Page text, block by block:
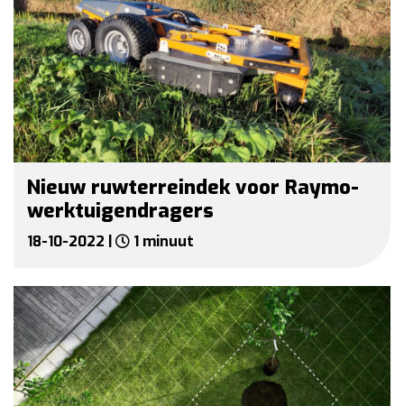
Nieuw ruwterreindek voor Raymo-
werktuigendragers
18-10-2022 | 1 minuut